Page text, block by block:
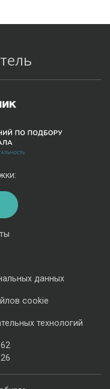
данных
cookie
технологий